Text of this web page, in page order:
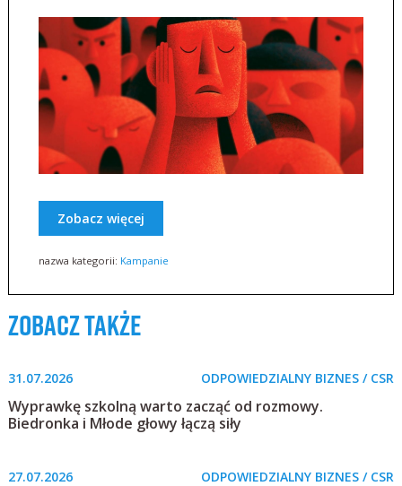
Zobacz więcej
nazwa kategorii: Kampanie
zobacz także
31.07.2026 ODPOWIEDZIALNY BIZNES / CSR
Wyprawkę szkolną warto zacząć od rozmowy.
Biedronka i Młode głowy łączą siły
27.07.2026 ODPOWIEDZIALNY BIZNES / CSR